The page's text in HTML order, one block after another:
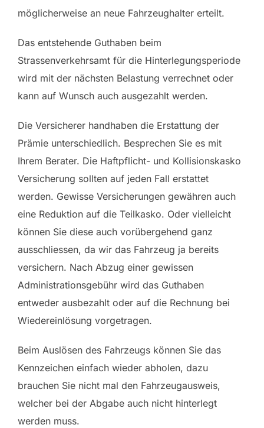
möglicherweise an neue Fahrzeughalter erteilt.
Das entstehende Guthaben beim
Strassenverkehrsamt für die Hinterlegungsperiode
wird mit der nächsten Belastung verrechnet oder
kann auf Wunsch auch ausgezahlt werden.
Die Versicherer handhaben die Erstattung der
Prämie unterschiedlich. Besprechen Sie es mit
Ihrem Berater. Die Haftpflicht- und Kollisionskasko
Versicherung sollten auf jeden Fall erstattet
werden. Gewisse Versicherungen gewähren auch
eine Reduktion auf die Teilkasko. Oder vielleicht
können Sie diese auch vorübergehend ganz
ausschliessen, da wir das Fahrzeug ja bereits
versichern. Nach Abzug einer gewissen
Administrationsgebühr wird das Guthaben
entweder ausbezahlt oder auf die Rechnung bei
Wiedereinlösung vorgetragen.
Beim Auslösen des Fahrzeugs können Sie das
Kennzeichen einfach wieder abholen, dazu
brauchen Sie nicht mal den Fahrzeugausweis,
welcher bei der Abgabe auch nicht hinterlegt
werden muss.